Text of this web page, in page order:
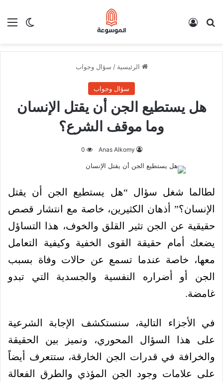
الوضع بحث عن
الرئيسية / سؤال وجواب
سؤال وجواب
هل يستطيع الجن أن يقتل الإنسان
وما موقف الشرع؟
Anas Alkomy
0
لطالما شغل سؤال “هل يستطيع الجن أن يقتل
الإنسان؟” أذهان الكثيرين، خاصة مع انتشار قصص
حقيقية عن الجن تثير القلق والخوف، هذا التساؤل
يضعك أمام حقيقة القوى الخفية وكيفية التعامل
معها، خاصة عندما تسمع عن حالات وفاة بسبب
الجن أو أضراره النفسية والجسدية التي تبدو
غامضة.
في الأجزاء التالية، سنستكشف الإجابة الشرعية
على هذا السؤال المحوري، ونميز بين الحقيقة
والخرافة في قدرات الجن الخارقة، ستتعرف أيضاً
على علامات وجود الجن المؤذي والطرق الفعالة